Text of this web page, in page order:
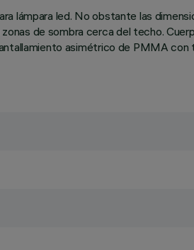
lámpara led. No obstante las
de sombra cerca del techo.
asimétrico de PMMA